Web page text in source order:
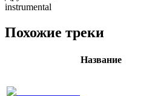
instrumental
Похожие треки
Название